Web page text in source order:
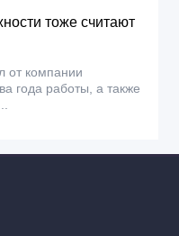
тоже считают
от компании
года работы, а также